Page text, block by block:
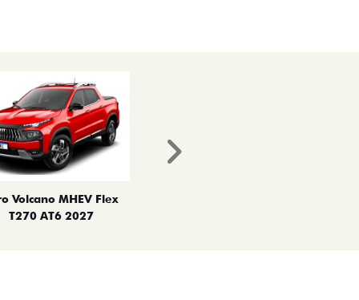
Volcano MHEV Flex
T270 AT6 2027
Próximo